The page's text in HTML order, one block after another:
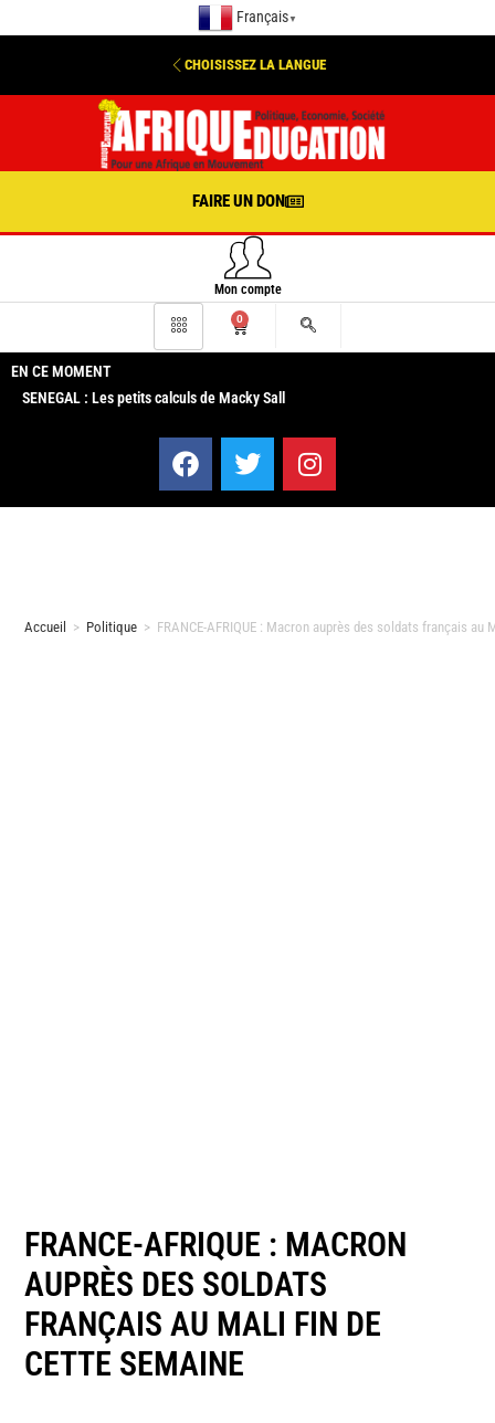
Français ▼
CHOISISSEZ LA LANGUE
FAIRE UN DON
Mon compte
0
EN CE MOMENT
SENEGAL : Les petits calculs de Macky Sall
Accueil > Politique > FRANCE-AFRIQUE : Macron auprès des soldats français au
FRANCE-AFRIQUE : MACRON
AUPRÈS DES SOLDATS
FRANÇAIS AU MALI FIN DE
CETTE SEMAINE